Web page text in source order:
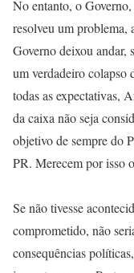
No entanto, o
resolveu um problema,
Governo deixou andar,
um verdadeiro colapso
todas as expectativas,
da caixa não seja
objetivo de sempre do
PR. Merecem por isso
Se não tivesse
comprometido, não
consequências